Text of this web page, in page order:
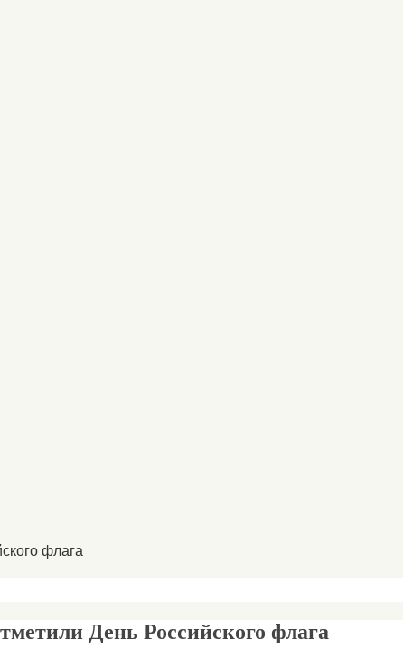
флага
День Российского флага